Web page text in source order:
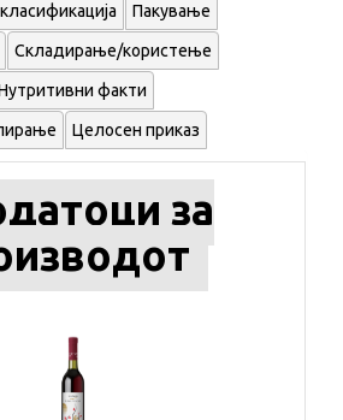
Пакување
Складирање/користење
факти
Целосен приказ
за